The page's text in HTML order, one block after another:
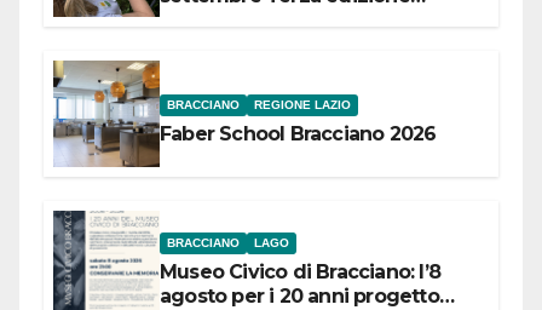
BRACCIANO REGIONE LAZIO
Faber School Bracciano 2026
BRACCIANO LAGO
Museo Civico di Bracciano: l’8
agosto per i 20 anni progetto